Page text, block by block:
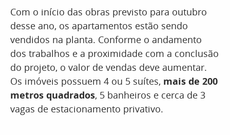
Com o início das obras previsto para outubro
desse ano, os apartamentos estão sendo
vendidos na planta. Conforme o andamento
dos trabalhos e a proximidade com a conclusão
do projeto, o valor de vendas deve aumentar.
Os imóveis possuem 4 ou 5 suítes, mais de 200
metros quadrados, 5 banheiros e cerca de 3
vagas de estacionamento privativo.